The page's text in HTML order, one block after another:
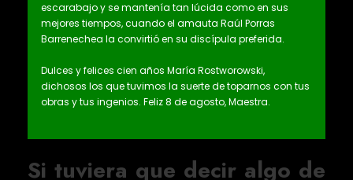
escarabajo y se mantenía tan lúcida como en sus
mejores tiempos, cuando el amauta Raúl Porras
Barrenechea la convirtió en su discípula preferida.
Dulces y felices cien años María Rostworowski,
dichosos los que tuvimos la suerte de toparnos con tus
obras y tus ingenios. Feliz 8 de agosto, Maestra.
Si tuviera que decir algo de